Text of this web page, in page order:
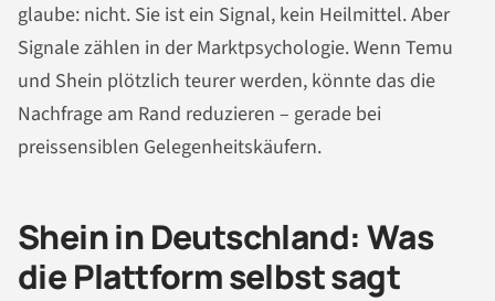
glaube: nicht. Sie ist ein Signal, kein Heilmittel. Aber
Signale zählen in der Marktpsychologie. Wenn Temu
und Shein plötzlich teurer werden, könnte das die
Nachfrage am Rand reduzieren – gerade bei
preissensiblen Gelegenheitskäufern.
Shein in Deutschland: Was
die Plattform selbst sagt